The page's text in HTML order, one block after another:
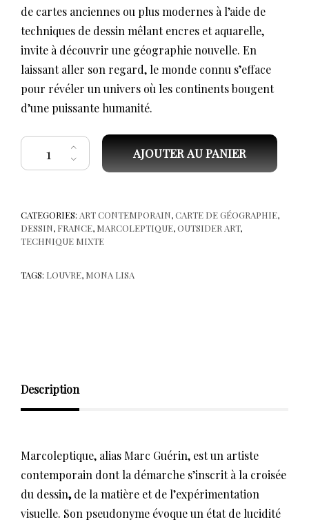
de cartes anciennes ou plus modernes à l’aide de
techniques de dessin mêlant encres et aquarelle,
invite à découvrir une géographie nouvelle. En
laissant aller son regard, le monde connu s’efface
pour révéler un univers où les continents bougent
d’une puissante humanité.
quantité de Marcoleptique, Mona visite le Louvre D3
AJOUTER AU PANIER
CATEGORIES: ART CONTEMPORAIN,CARTE DE GÉOGRAPHIE,
DESSIN, FRANCE, MARCOLEPTIQUE,OUTSIDER ART,
TECHNIQUE MIXTE
TAGS: LOUVRE, MONA LISA
Description
Marcoleptique, alias Marc Guérin, est un artiste
contemporain dont la démarche s’inscrit à la croisée
du dessin, de la matière et de l’expérimentation
visuelle. Son pseudonyme évoque un état de lucidité